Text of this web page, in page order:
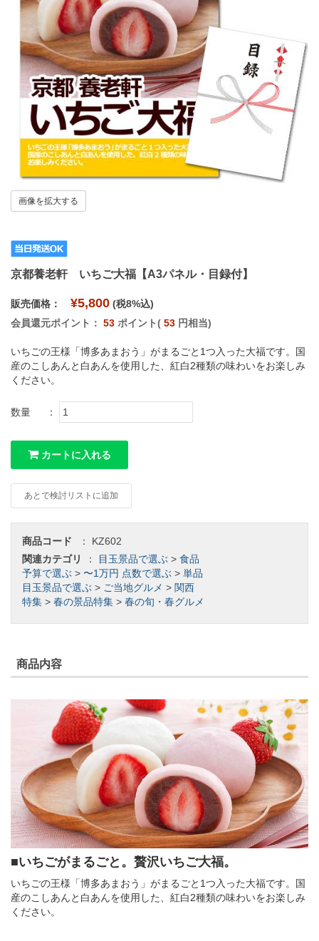
画像を拡大する
京都養老軒 いちご大福【A3パネル・目録付】
販売価格： ¥5,800 (税8%込)
会員還元ポイント： 53 ポイント( 53 円相当)
いちごの王様「博多あまおう」がまるごと1つ入った大福です。国
産のこしあんと白あんを使用した、紅白2種類の味わいをお楽しみ
ください。
数量 ：
カートに入れる
あとで検討リストに追加
商品コード ： KZ602
関連カテゴリ
： 目玉景品で選ぶ > 食品
予算で選ぶ > 〜1万円 点数で選ぶ > 単品
目玉景品で選ぶ > ご当地グルメ > 関西
特集 > 春の景品特集 > 春の旬・春グルメ
商品内容
■いちごがまるごと。贅沢いちご大福。
いちごの王様「博多あまおう」がまるごと1つ入った大福です。国
産のこしあんと白あんを使用した、紅白2種類の味わいをお楽しみ
ください。